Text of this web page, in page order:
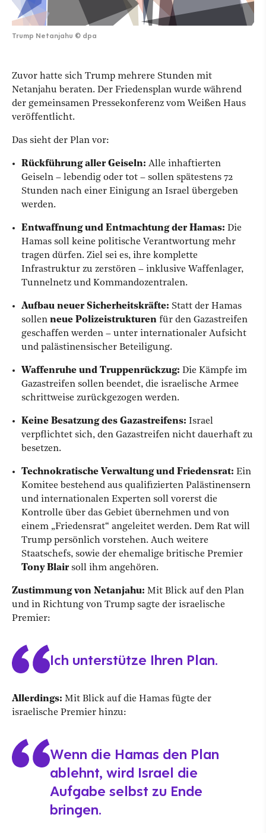
Trump Netanjahu © dpa
Zuvor hatte sich Trump mehrere Stunden mit
Netanjahu beraten. Der Friedensplan wurde während
der gemeinsamen Pressekonferenz vom Weißen Haus
veröffentlicht.
Das sieht der Plan vor:
Rückführung aller Geiseln: Alle inhaftierten
Geiseln – lebendig oder tot – sollen spätestens 72
Stunden nach einer Einigung an Israel übergeben
werden.
Entwaffnung und Entmachtung der Hamas: Die
Hamas soll keine politische Verantwortung mehr
tragen dürfen. Ziel sei es, ihre komplette
Infrastruktur zu zerstören – inklusive Waffenlager,
Tunnelnetz und Kommandozentralen.
Aufbau neuer Sicherheitskräfte: Statt der Hamas
sollen neue Polizeistrukturen für den Gazastreifen
geschaffen werden – unter internationaler Aufsicht
und palästinensischer Beteiligung.
Waffenruhe und Truppenrückzug: Die Kämpfe im
Gazastreifen sollen beendet, die israelische Armee
schrittweise zurückgezogen werden.
Keine Besatzung des Gazastreifens: Israel
verpflichtet sich, den Gazastreifen nicht dauerhaft zu
besetzen.
Technokratische Verwaltung und Friedensrat: Ein
Komitee bestehend aus qualifizierten Palästinensern
und internationalen Experten soll vorerst die
Kontrolle über das Gebiet übernehmen und von
einem „Friedensrat“ angeleitet werden. Dem Rat will
Trump persönlich vorstehen. Auch weitere
Staatschefs, sowie der ehemalige britische Premier
Tony Blairsoll ihm angehören.
Zustimmung von Netanjahu: Mit Blick auf den Plan
und in Richtung von Trump sagte der israelische
Premier:
Ich unterstütze Ihren Plan.
Allerdings: Mit Blick auf die Hamas fügte der
israelische Premier hinzu:
Wenn die Hamas den Plan
ablehnt, wird Israel die
Aufgabe selbst zu Ende
bringen.